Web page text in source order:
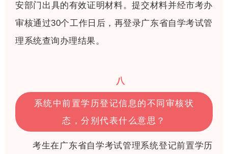
安部门出具的有效证明材料。提交材料并经市考办
审核通过30个工作日后，再登录广东省自学考试管
理系统查询办理结果。
八
系统中前置学历登记信息的不同审核状
态，分别代表什么意思？
考生在广东省自学考试管理系统登记前置学历